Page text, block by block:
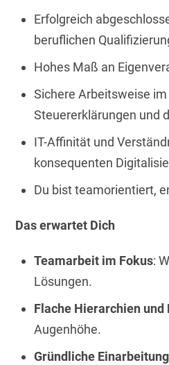
Erfolgreich
beruflichen
Hohes Maß an
Sichere Arbeitsweise
Steuererklärungen und
IT-Affinität und
konsequenten
Du bist teamorientiert,
Das erwartet Dich
Teamarbeit im Fokus:
Lösungen.
Flache Hierarchien und
Augenhöhe.
Gründliche Einarbeitung